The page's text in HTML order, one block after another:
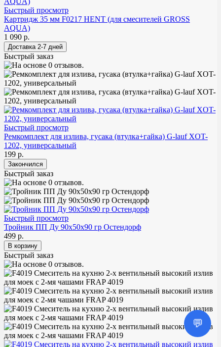
Быстрый просмотр
Картридж 35 мм F0217 HENT (для смесителей GROSS
AQUA)
1 090 р.
Быстрый заказ
Быстрый просмотр
Ремкомплект для излива, гусака (втулка+гайка) G-lauf XOT-
1202, универсальный
199 р.
Быстрый заказ
Быстрый просмотр
Тройник ПП Ду 90х50х90 гр Остендорф
499 р.
Быстрый заказ
💬